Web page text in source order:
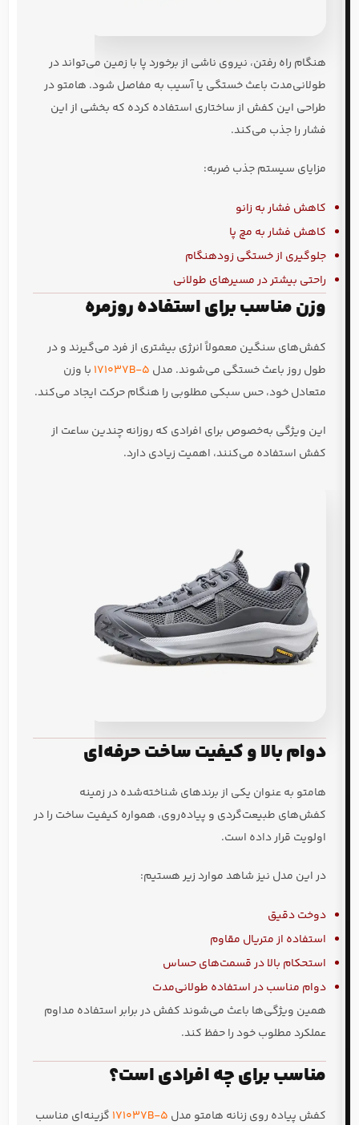
هنگام راه رفتن، نیروی ناشی از برخورد پا با زمین می‌تواند در
طولانی‌مدت باعث خستگی یا آسیب به مفاصل شود. هامتو در
طراحی این کفش از ساختاری استفاده کرده که بخشی از این
فشار را جذب می‌کند.
مزایای سیستم جذب ضربه:
کاهش فشار به زانو
کاهش فشار به مچ پا
جلوگیری از خستگی زودهنگام
راحتی بیشتر در مسیرهای طولانی
وزن مناسب برای استفاده روزمره
کفش‌های سنگین معمولاً انرژی بیشتری از فرد می‌گیرند و در
طول روز باعث خستگی می‌شوند. مدل 171037B-5 با وزن
متعادل خود، حس سبکی مطلوبی را هنگام حرکت ایجاد می‌کند.
این ویژگی به‌خصوص برای افرادی که روزانه چندین ساعت از
کفش استفاده می‌کنند، اهمیت زیادی دارد.
دوام بالا و کیفیت ساخت حرفه‌ای
هامتو به عنوان یکی از برندهای شناخته‌شده در زمینه
کفش‌های طبیعت‌گردی و پیاده‌روی، همواره کیفیت ساخت را در
اولویت قرار داده است.
در این مدل نیز شاهد موارد زیر هستیم:
دوخت دقیق
استفاده از متریال مقاوم
استحکام بالا در قسمت‌های حساس
دوام مناسب در استفاده طولانی‌مدت
همین ویژگی‌ها باعث می‌شوند کفش در برابر استفاده مداوم
عملکرد مطلوب خود را حفظ کند.
مناسب برای چه افرادی است؟
کفش پیاده روی زنانه هامتو مدل 171037B-5 گزینه‌ای مناسب